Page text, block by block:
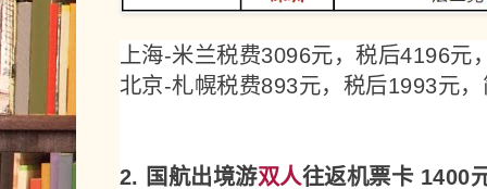
上海-米兰税费3096元，税后4196元
北京-札幌税费893元，税后1993元
2. 国航出境游双人往返机票卡 1400